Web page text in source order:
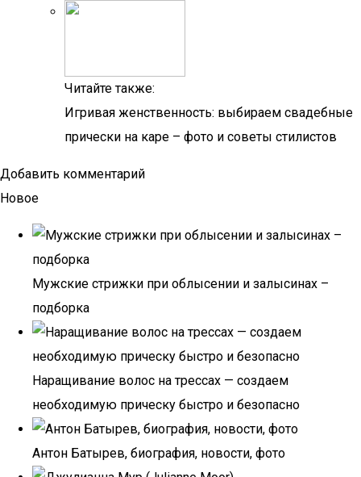
Читайте также:
Игривая женственность: выбираем свадебные
прически на каре – фото и советы стилистов
Добавить комментарий
Новое
Мужские стрижки при облысении и залысинах –
подборка
Наращивание волос на трессах — создаем
необходимую прическу быстро и безопасно
Антон Батырев, биография, новости, фото